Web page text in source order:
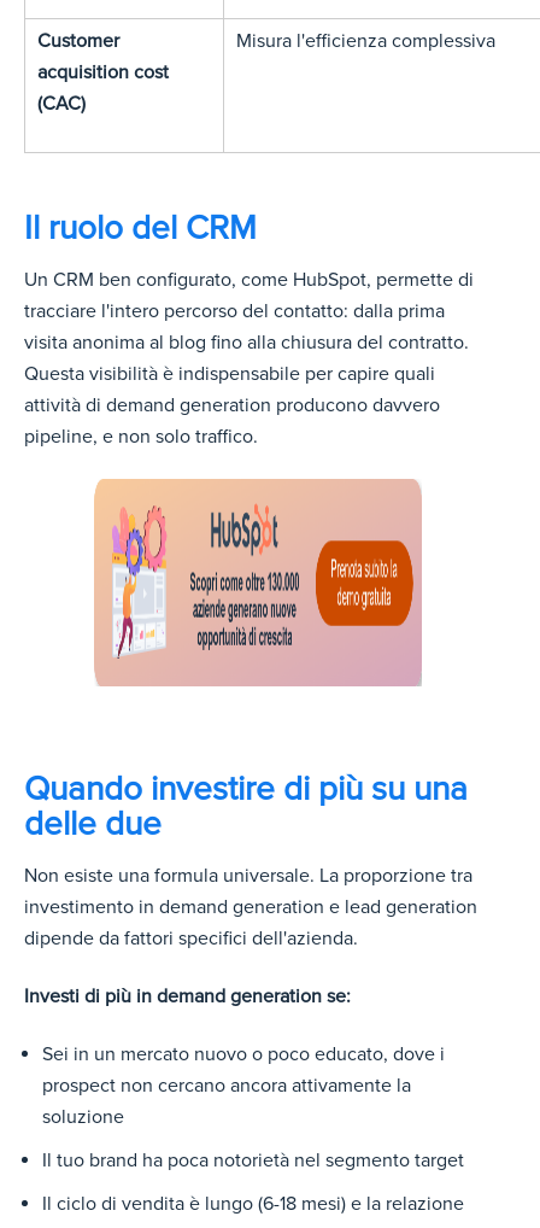
Customer
acquisition cost
(CAC)
Misura l'efficienza complessiva
Il ruolo del CRM
Un CRM ben configurato, come HubSpot, permette di
tracciare l'intero percorso del contatto: dalla prima
visita anonima al blog fino alla chiusura del contratto.
Questa visibilità è indispensabile per capire quali
attività di demand generation producono davvero
pipeline, e non solo traffico.
Quando investire di più su una
delle due
Non esiste una formula universale. La proporzione tra
investimento in demand generation e lead generation
dipende da fattori specifici dell'azienda.
Investi di più in demand generation se:
Sei in un mercato nuovo o poco educato, dove i
prospect non cercano ancora attivamente la
soluzione
Il tuo brand ha poca notorietà nel segmento target
Il ciclo di vendita è lungo (6-18 mesi) e la relazione